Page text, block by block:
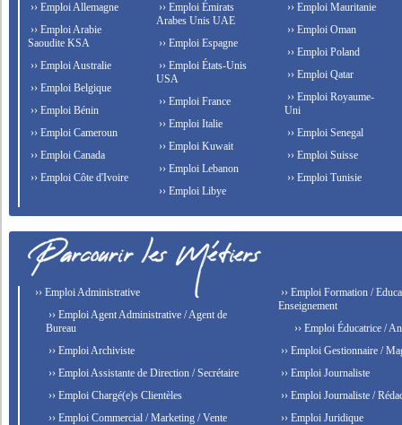
›› Emploi Allemagne
›› Emploi Arabie
Saoudite KSA
›› Emploi Australie
›› Emploi Belgique
›› Emploi Bénin
›› Emploi Cameroun
›› Emploi Canada
›› Emploi Côte d'Ivoire
›› Emploi Émirats
Arabes Unis UAE
›› Emploi Espagne
›› Emploi États-Unis
USA
›› Emploi France
›› Emploi Italie
›› Emploi Kuwait
›› Emploi Lebanon
›› Emploi Libye
›› Emploi Mauritanie
›› Emploi Oman
›› Emploi Poland
›› Emploi Qatar
›› Emploi Royaume-
Uni
›› Emploi Senegal
›› Emploi Suisse
›› Emploi Tunisie
›› Emploi Administrative
›› Emploi Agent Administrative / Agent de
Bureau
›› Emploi Archiviste
›› Emploi Assistante de Direction / Secrétaire
›› Emploi Chargé(e)s Clientèles
›› Emploi Commercial / Marketing / Vente
›› Emploi Formation /
Enseignement
›› Emploi Éducatrice /
›› Emploi Gestionnaire /
›› Emploi Journaliste
›› Emploi Journaliste /
›› Emploi Juridique